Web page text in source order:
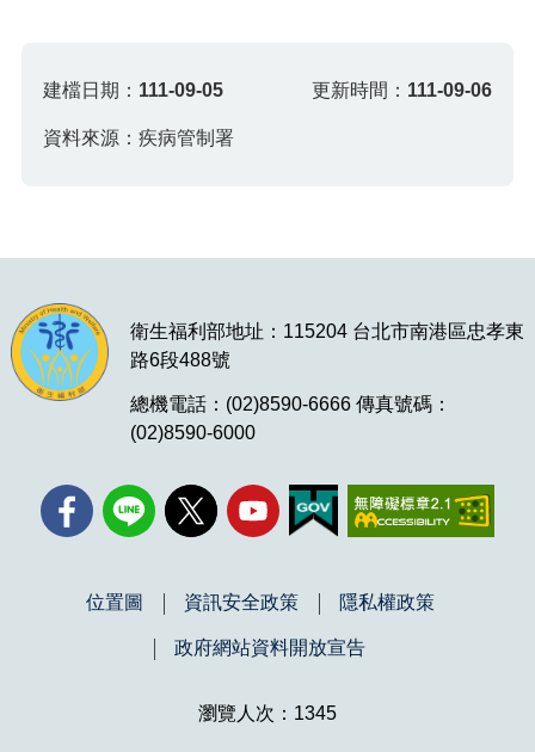
建檔日期： 111-09-05 更新時間： 111-09-06
資料來源：疾病管制署
衛生福利部地址：115204 台北市南港區忠孝東
路6段488號
總機電話：(02)8590-6666 傳真號碼：
(02)8590-6000
位置圖 資訊安全政策 隱私權政策
政府網站資料開放宣告
瀏覽人次：1345